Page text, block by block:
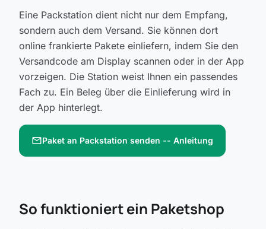
Eine Packstation dient nicht nur dem Empfang,
sondern auch dem Versand. Sie können dort
online frankierte Pakete einliefern, indem Sie den
Versandcode am Display scannen oder in der App
vorzeigen. Die Station weist Ihnen ein passendes
Fach zu. Ein Beleg über die Einlieferung wird in
der App hinterlegt.
mailPaket an Packstation senden -- Anleitung
So funktioniert ein Paketshop